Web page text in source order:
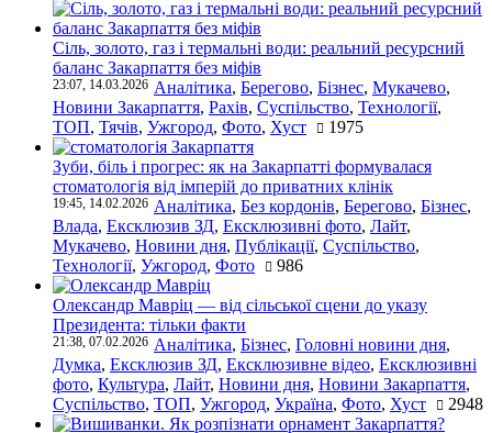
Сіль, золото, газ і термальні води: реальний ресурсний
баланс Закарпаття без міфів
23:07, 14.03.2026 Аналітика, Берегово, Бізнес, Мукачево,
Новини Закарпаття, Рахів, Суспільство, Технології,
ТОП, Тячів, Ужгород, Фото, Хуст 1975
Зуби, біль і прогрес: як на Закарпатті формувалася
стоматологія від імперій до приватних клінік
19:45, 14.02.2026 Аналітика, Без кордонів, Берегово, Бізнес,
Влада, Ексклюзив ЗД, Ексклюзивні фото, Лайт,
Мукачево, Новини дня, Публікації, Суспільство,
Технології, Ужгород, Фото 986
Олександр Мавріц — від сільської сцени до указу
Президента: тільки факти
21:38, 07.02.2026 Аналітика, Бізнес, Головні новини дня,
Думка, Ексклюзив ЗД, Ексклюзивне відео, Ексклюзивні
фото, Культура, Лайт, Новини дня, Новини Закарпаття,
Суспільство, ТОП, Ужгород, Україна, Фото, Хуст 2948